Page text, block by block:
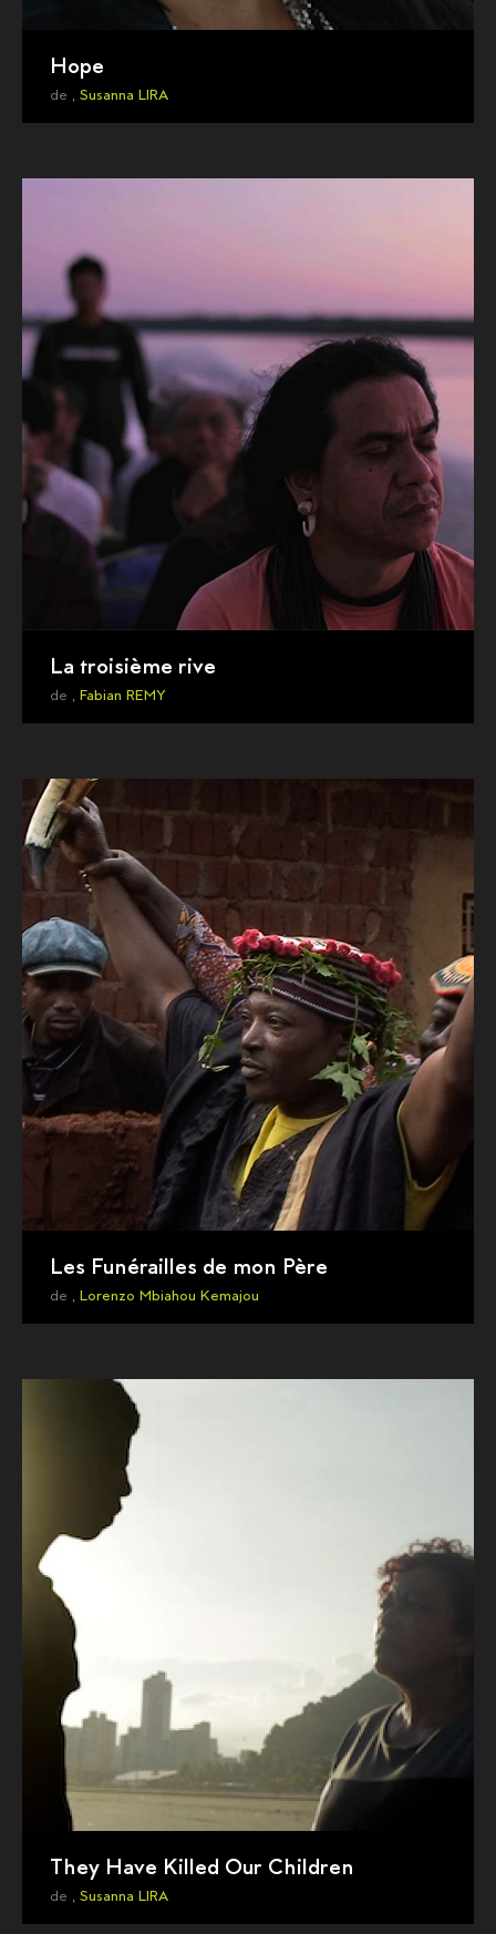
Hope
de , Susanna LIRA
La troisième rive
de , Fabian REMY
Les Funérailles de mon Père
de , Lorenzo Mbiahou Kemajou
They Have Killed Our Children
de , Susanna LIRA